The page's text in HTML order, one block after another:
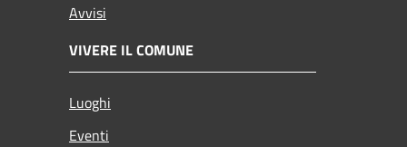
Avvisi
VIVERE IL COMUNE
Luoghi
Eventi